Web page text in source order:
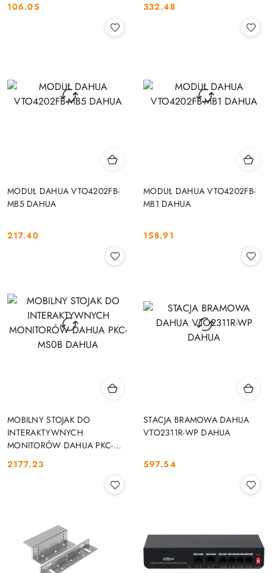
Cena:
106.05 Cena:
332.48
MODUŁ DAHUA VTO4202FB-
MB5 DAHUA
Cena:
217.40
MODUŁ DAHUA VTO4202FB-
MB1 DAHUA
Cena:
158.91
MOBILNY STOJAK DO
INTERAKTYWNYCH
MONITORÓW DAHUA PKC-
MS0B DAHUA
Cena:
2177.23
STACJA BRAMOWA DAHUA
VTO2311R-WP DAHUA
Cena:
597.54